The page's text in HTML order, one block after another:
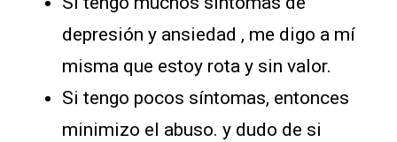
depresión y ansiedad , me digo a mí
misma que estoy rota y sin valor.
Si tengo pocos síntomas, entonces
minimizo el abuso. y dudo de si